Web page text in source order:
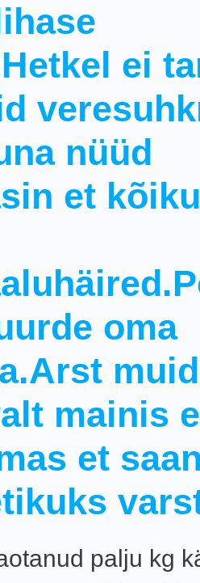
ei
nüüd
et
oma
mainis
et
palju kg